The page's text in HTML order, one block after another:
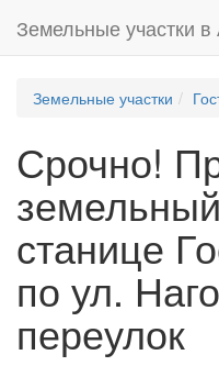
Земельные участки
Земельные участки
Срочно!
станице
по ул.
переулок